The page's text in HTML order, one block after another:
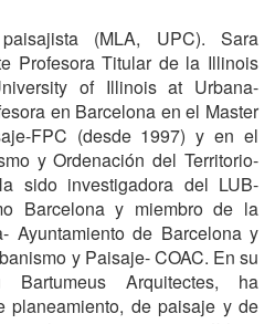
(MLA, UPC). Sara
Profesora Titular de la Illinois
of Illinois at Urbana-
en Barcelona en el Master
FPC (desde 1997) y en el
y Ordenación del Territorio-
sido investigadora del LUB-
Barcelona y miembro de la
Ayuntamiento de Barcelona y
y Paisaje- COAC. En su
Bartumeus Arquitectes, ha
planeamiento, de paisaje y de